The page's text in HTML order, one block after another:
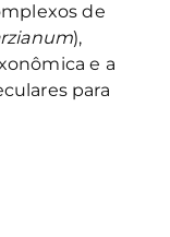
de
),
e a
para